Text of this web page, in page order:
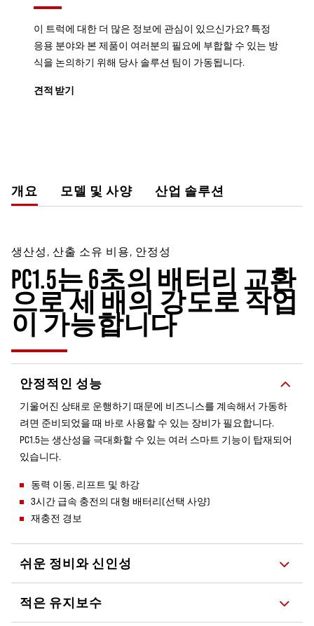
이 트럭에 대한 더 많은 정보에 관심이 있으신가요? 특정
응용 분야와 본 제품이 여러분의 필요에 부합할 수 있는 방
식을 논의하기 위해 당사 솔루션 팀이 가동됩니다.
견적 받기
개요 모델 및 사양 산업 솔루션
생산성, 산출 소유 비용, 안정성
PC1.5는 6초의 배터리 교환
으로 세 배의 강도로 작업
이 가능합니다
안정적인 성능
기울어진 상태로 운행하기 때문에 비즈니스를 계속해서 가동하
려면 준비되었을 때 바로 사용할 수 있는 장비가 필요합니다.
PC1.5는 생산성을 극대화할 수 있는 여러 스마트 기능이 탑재되어
있습니다.
동력 이동, 리프트 및 하강
3시간 급속 충전의 대형 배터리(선택 사양)
재충전 경보
쉬운 정비와 신인성
적은 유지보수